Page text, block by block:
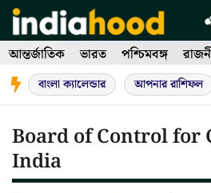
Skip
to
content
আন্তর্জাতিক ভারত পশ্চিমবঙ্গ
বাংলা ক্যালেন্ডার আপনার রাশিফল
Board of Control for
India